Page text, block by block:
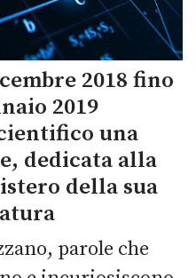
2018 fino
2019
una
dedicata alla
della sua
parole che